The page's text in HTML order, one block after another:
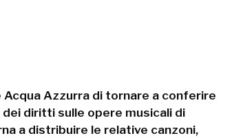
Acqua Azzurra di tornare a conferire
diritti sulle opere musicali di
a distribuire le relative canzoni,